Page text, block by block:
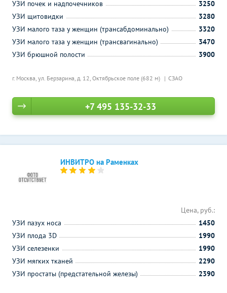
г. Москва, ул. Берзарина, д. 12, Октябрьское поле (682 м) СЗАО
УЗИ почек и надпочечников
3250
УЗИ щитовидки
3280
УЗИ малого таза у женщин (трансабдоминально)
3320
УЗИ малого таза у женщин (трансвагинально)
3470
УЗИ брюшной полости
3900
+7 495 135-32-33
ИНВИТРО на Раменках
Цена, руб.:
УЗИ пазух носа
1450
УЗИ плода 3D
1990
УЗИ селезенки
1990
УЗИ мягких тканей
2290
УЗИ простаты (предстательной железы)
2390